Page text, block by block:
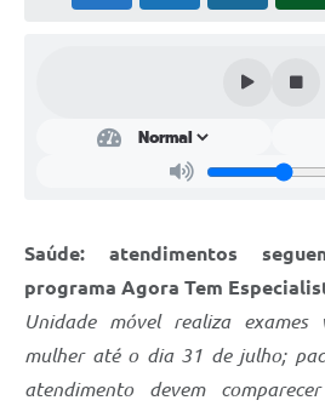
Audiências Públicas
Telefones Úteis
Emprega
Saúde: atendimentos
programa Agora Tem
Unidade móvel realiza
mulher até o dia 31 de julho;
atendimento devem